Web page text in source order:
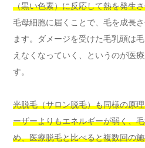
（黒い色素）に反応して熱を発生
毛母細胞に届くことで、毛を成長
ます。ダメージを受けた毛乳頭は
えなくなっていく、というのが医
す。
光脱毛（サロン脱毛）も同様の原
ーザーよりもエネルギーが弱く、
め、医療脱毛と比べると複数回の